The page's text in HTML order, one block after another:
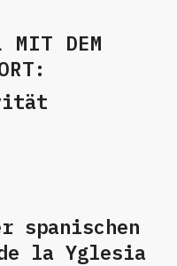
MIT DEM
spanischen
la Yglesia